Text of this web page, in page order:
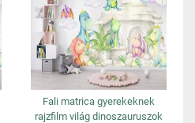
Fali matrica gyerekeknek
rajzfilm világ dinoszauruszok